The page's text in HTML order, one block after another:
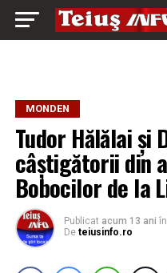
MONDEN
Tudor Hălălai şi
câștigătorii din
Bobocilor de la
Publicat acum 13 ani în
De teiusinfo.ro